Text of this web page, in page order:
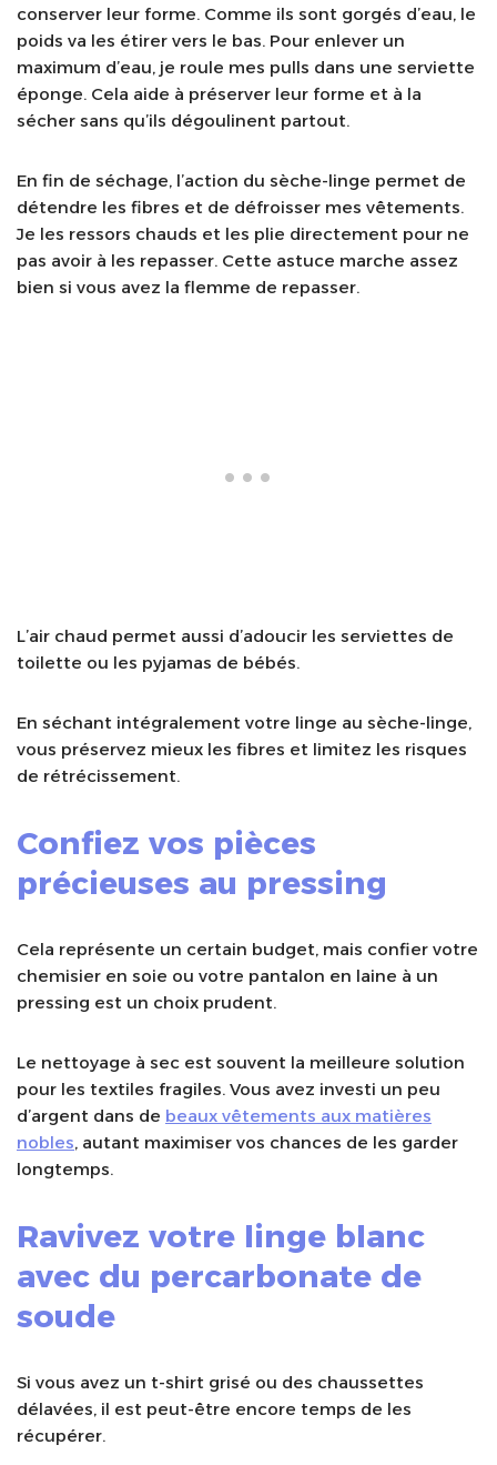
conserver leur forme. Comme ils sont gorgés d’eau, le
poids va les étirer vers le bas. Pour enlever un
maximum d’eau, je roule mes pulls dans une serviette
éponge. Cela aide à préserver leur forme et à la
sécher sans qu’ils dégoulinent partout.
En fin de séchage, l’action du sèche-linge permet de
détendre les fibres et de défroisser mes vêtements.
Je les ressors chauds et les plie directement pour ne
pas avoir à les repasser. Cette astuce marche assez
bien si vous avez la flemme de repasser.
L’air chaud permet aussi d’adoucir les serviettes de
toilette ou les pyjamas de bébés.
En séchant intégralement votre linge au sèche-linge,
vous préservez mieux les fibres et limitez les risques
de rétrécissement.
Confiez vos pièces
précieuses au pressing
Cela représente un certain budget, mais confier votre
chemisier en soie ou votre pantalon en laine à un
pressing est un choix prudent.
Le nettoyage à sec est souvent la meilleure solution
pour les textiles fragiles. Vous avez investi un peu
d’argent dans de beaux vêtements aux matières
nobles, autant maximiser vos chances de les garder
longtemps.
Ravivez votre linge blanc
avec du percarbonate de
soude
Si vous avez un t-shirt grisé ou des chaussettes
délavées, il est peut-être encore temps de les
récupérer.